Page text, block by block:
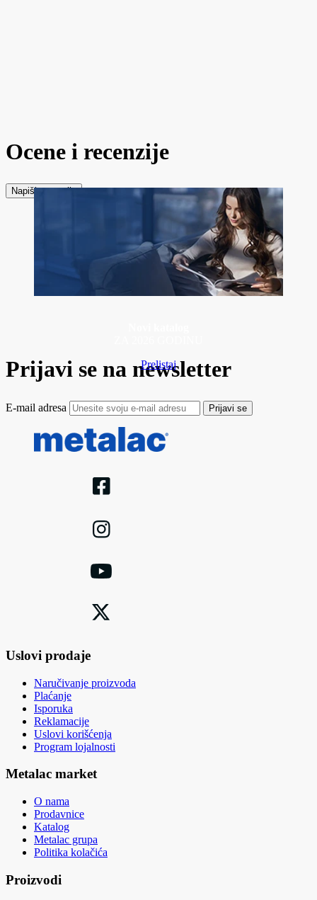
Ocene i recenzije
Napiši recenziju
Prelistaj
Prijavi se na newsletter
E-mail adresa Prijavi se
Uslovi prodaje
Naručivanje proizvoda
Plaćanje
Isporuka
Reklamacije
Uslovi korišćenja
Program lojalnosti
Metalac market
O nama
Prodavnice
Katalog
Metalac grupa
Politika kolačića
Proizvodi